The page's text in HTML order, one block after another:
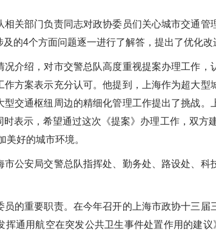
相关部门负责同志对政协委员们关心城市交通
及的4个方面问题逐一进行了解答，提出了优化改
况介绍，对市交警总队高度重视提案办理工作
方案表示充分认可。他提到，上海作为超大
型交通枢纽周边的精细化管理工作提出了挑战
表示，希望通过这次《提案》办理工作，双方
美好的城市环境。
市公安局交警总队指挥处、勤务处、路设处、
员的重要职责。在今年召开的上海市政协十三
挥通用航空在突发公共卫生事件处置作用的建议